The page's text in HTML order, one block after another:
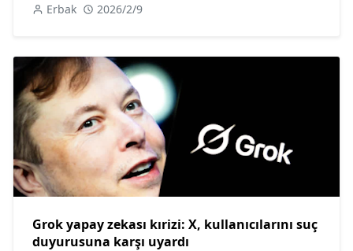
Erbak 2026/2/9
Grok yapay zekası kırizi: X, kullanıcılarını suç
duyurusuna karşı uyardı